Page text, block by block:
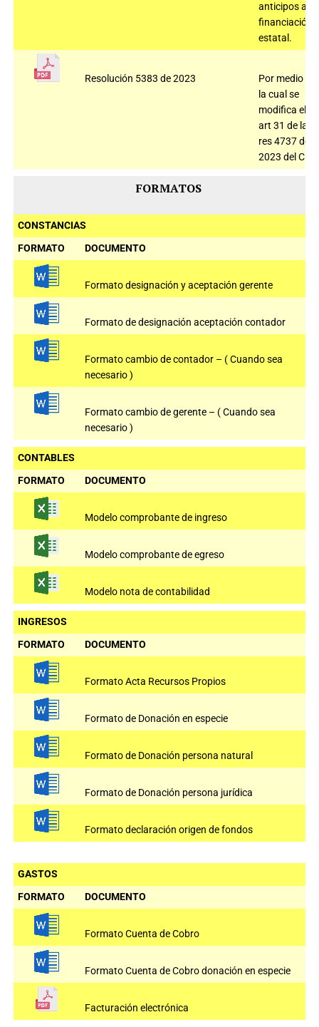
anticipos a la
financiación
estatal.
Resolución 5383 de 2023
Por medio de
la cual se
modifica el
art 31 de la
res 4737 de
2023 del CNE
FORMATOS
CONSTANCIAS
FORMATO
DOCUMENTO
Formato designación y aceptación gerente
Formato de designación aceptación contador
Formato cambio de contador – ( Cuando sea
necesario )
Formato cambio de gerente – ( Cuando sea
necesario )
CONTABLES
FORMATO
DOCUMENTO
Modelo comprobante de ingreso
Modelo comprobante de egreso
Modelo nota de contabilidad
INGRESOS
FORMATO
DOCUMENTO
Formato Acta Recursos Propios
Formato de Donación en especie
Formato de Donación persona natural
Formato de Donación persona jurídica
Formato declaración origen de fondos
GASTOS
FORMATO
DOCUMENTO
Formato Cuenta de Cobro
Formato Cuenta de Cobro donación en especie
Facturación electrónica